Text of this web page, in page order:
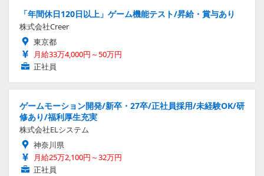
「年間休日120日以上」ゲーム機能テスト/昇給・賞与あり
株式会社Creer
東京都
月給33万4,000円～50万円
正社員
ゲームモーション開発/新卒・27卒/正社員採用/未経験OK/研
修あり/福利厚生充実
株式会社ELシステム
神奈川県
月給25万2,100円～32万円
正社員